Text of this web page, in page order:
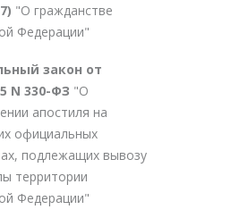
"О гражданстве
Федерации"
закон от
N 330-ФЗ "О
апостиля на
официальных
подлежащих вывозу
территории
Федерации"